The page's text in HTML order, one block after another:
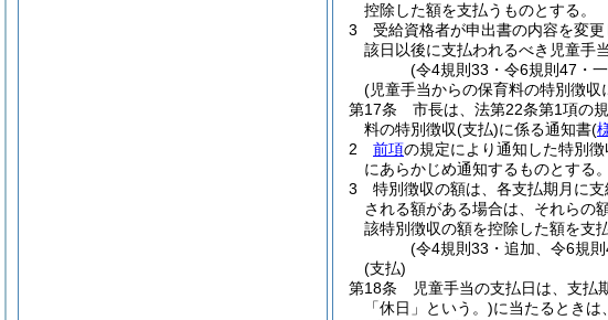
控除した額を支払うものとする。
3
受給資格者が申出書の内容を変
該日以後に支払われるべき児童手
(令4規則33・令6規則47・
(児童手当からの保育料の特別徴収
第17条
市長は、法第22条第1項の
料の特別徴収(支払)に係る通知書(
2
前項の規定により通知した特別
にあらかじめ通知するものとする。
3
特別徴収の額は、各支払期月に
される額がある場合は、それらの
該特別徴収の額を控除した額を支
(令4規則33・追加、令6規
(支払)
第18条
児童手当の支払日は、支払
「休日」という。)に当たるときは